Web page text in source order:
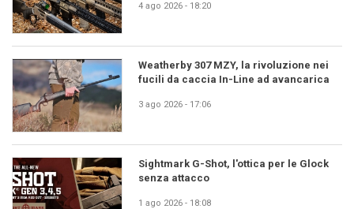
4 ago 2026 - 18:20
Weatherby 307 MZY, la rivoluzione nei
fucili da caccia In-Line ad avancarica
3 ago 2026 - 17:06
Sightmark G-Shot, l'ottica per le Glock
senza attacco
1 ago 2026 - 18:08